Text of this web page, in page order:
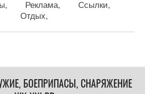
Реклама
Ссылки
Отдых
БОЕПРИПАСЫ, СНАРЯЖЕНИЕ